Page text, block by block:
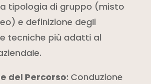
tipologia di gruppo (misto
e definizione degli
tecniche più adatti al
del Percorso: Conduzione